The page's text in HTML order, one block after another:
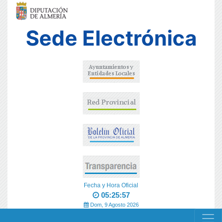
Sede Electrónica
Fecha y Hora Oficial
05:25:57
Dom, 9 Agosto 2026